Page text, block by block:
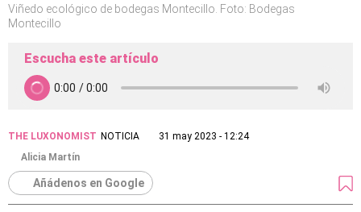
Viñedo ecológico de bodegas Montecillo. Foto: Bodegas
Montecillo
Escucha este artículo
THE LUXONOMIST NOTICIA
31 may 2023 - 12:24
Alicia Martín
Añádenos en Google